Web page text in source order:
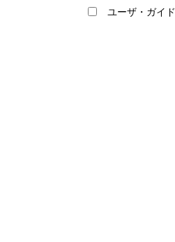
ユーザ・ガイド